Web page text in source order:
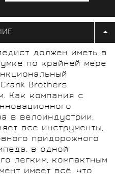
должен иметь в
по крайней мере
Brothers
Как компания с
в велоиндустрии,
все инструменты,
придорожного
в одной
легким, компактным
имеет всё, что